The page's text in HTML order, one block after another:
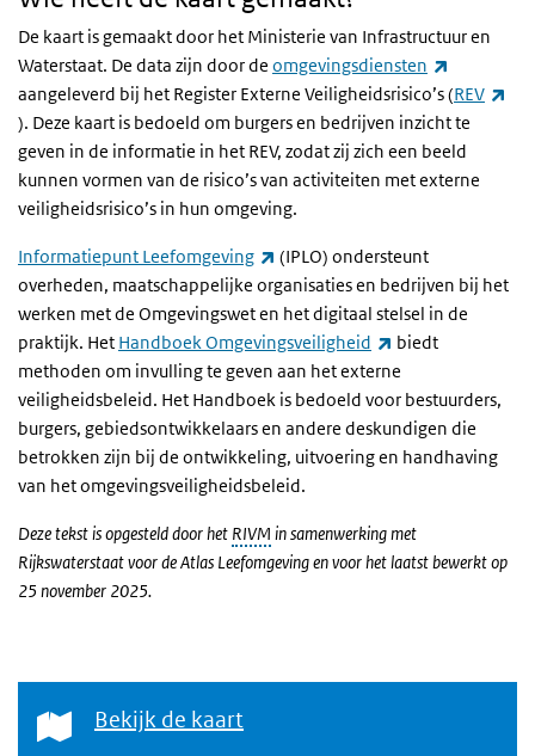
De kaart is gemaakt door het Ministerie van Infrastructuur en
Waterstaat. De data zijn door de omgevingsdiensten
aangeleverd bij het Register Externe Veiligheidsrisico’s (REV
(externe link)
). Deze kaart is bedoeld om burgers en bedrijven inzicht te
geven in de informatie in het REV, zodat zij zich een beeld
kunnen vormen van de risico’s van activiteiten met externe
veiligheidsrisico’s in hun omgeving.
Informatiepunt Leefomgeving (externe link)
(IPLO) ondersteunt
overheden, maatschappelijke organisaties en bedrijven bij het
werken met de Omgevingswet en het digitaal stelsel in de
praktijk. Het Handboek Omgevingsveiligheid (externe link)
biedt
methoden om invulling te geven aan het externe
veiligheidsbeleid. Het Handboek is bedoeld voor bestuurders,
burgers, gebiedsontwikkelaars en andere deskundigen die
betrokken zijn bij de ontwikkeling, uitvoering en handhaving
van het omgevingsveiligheidsbeleid.
Deze tekst is opgesteld door het RIVM in samenwerking met
Rijkswaterstaat voor de Atlas Leefomgeving en voor het laatst bewerkt op
25 november 2025.
Bekijk de kaart
Bekijk de kaart